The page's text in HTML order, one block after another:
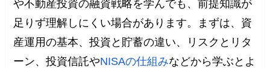
や不動産投資の融資戦略を学んでも、前提知識が
足りず理解しにくい場合があります。まずは、資
産運用の基本、投資と貯蓄の違い、リスクとリタ
ーン、投資信託やNISAの仕組みなどから学ぶとよ